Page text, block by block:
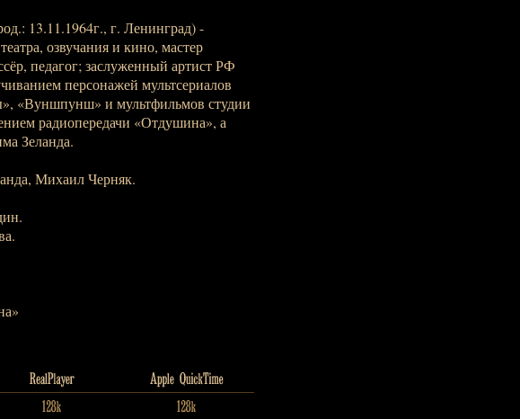
13.11.1964г., г. Ленинград) -
озвучания и кино, мастер
педагог; заслуженный артист РФ
персонажей мультсериалов
«Вуншпунш» и мультфильмов студии
радиопередачи «Отдушина», а
Зеланда.
Михаил Черняк.